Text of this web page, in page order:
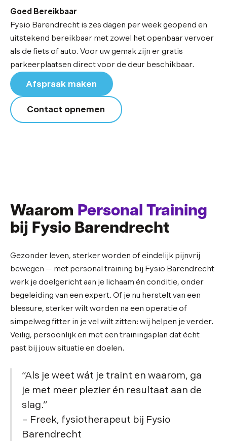
Goed Bereikbaar
Fysio Barendrecht is zes dagen per week geopend en
uitstekend bereikbaar met zowel het openbaar vervoer
als de fiets of auto. Voor uw gemak zijn er gratis
parkeerplaatsen direct voor de deur beschikbaar.
Afspraak maken
Contact opnemen
Waarom Personal Training
bij Fysio Barendrecht
Gezonder leven, sterker worden of eindelijk pijnvrij
bewegen — met personal training bij Fysio Barendrecht
werk je doelgericht aan je lichaam én conditie, onder
begeleiding van een expert. Of je nu herstelt van een
blessure, sterker wilt worden na een operatie of
simpelweg fitter in je vel wilt zitten: wij helpen je verder.
Veilig, persoonlijk en met een trainingsplan dat écht
past bij jouw situatie en doelen.
“Als je weet wát je traint en waarom, ga
je met meer plezier én resultaat aan de
slag.”
– Freek, fysiotherapeut bij Fysio
Barendrecht